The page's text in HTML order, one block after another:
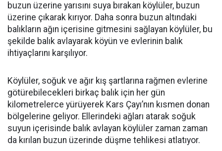
buzun üzerine yarısını suya bırakan köylüler, buzun
üzerine çıkarak kırıyor. Daha sonra buzun altındaki
balıkların ağın içerisine gitmesini sağlayan köylüler, bu
şekilde balık avlayarak köyün ve evlerinin balık
ihtiyaçlarını karşılıyor.
Köylüler, soğuk ve ağır kış şartlarına rağmen evlerine
götürebilecekleri birkaç balık için her gün
kilometrelerce yürüyerek Kars Çayı’nın kısmen donan
bölgelerine geliyor. Ellerindeki ağları atarak soğuk
suyun içerisinde balık avlayan köylüler zaman zaman
da kırılan buzun üzerinde düşme tehlikesi atlatıyor.